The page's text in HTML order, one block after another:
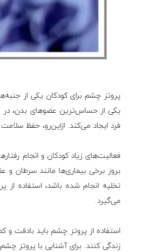
پروتز چشم برای کودکان یکی از
یکی از حساس‌ترین عضوهای بدن،
فرد ایجاد می‌کند. ازاین‌رو، حفظ
فعالیت‌های زیاد کودکان و انجام
بروز برخی بیماری‌ها مانند سرطان
تخلیه انجام شده باشد، استفاده از
می‌گیرد.
استفاده از پروتز چشم باید
زندگی کنند. برای آشنایی با پروتز